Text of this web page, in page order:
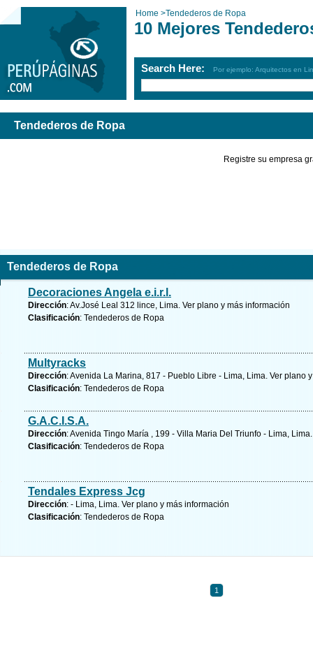
Home >Tendederos de Ropa
10 Mejores
Search Here: Por ejemplo: Arquitectos en
Tendederos de Ropa
Registre su empresa
Tendederos de Ropa
Decoraciones Angela e.i.r.l.
Dirección: Av.José Leal 312 lince, Lima. Ver plano y más información
Clasificación: Tendederos de Ropa
Multyracks
Dirección: Avenida La Marina, 817 - Pueblo Libre - Lima, Lima. Ver plano y
Clasificación: Tendederos de Ropa
G.A.C.I.S.A.
Dirección: Avenida Tingo María , 199 - Villa Maria Del Triunfo - Lima,
Clasificación: Tendederos de Ropa
Tendales Express Jcg
Dirección: - Lima, Lima. Ver plano y más información
Clasificación: Tendederos de Ropa
1